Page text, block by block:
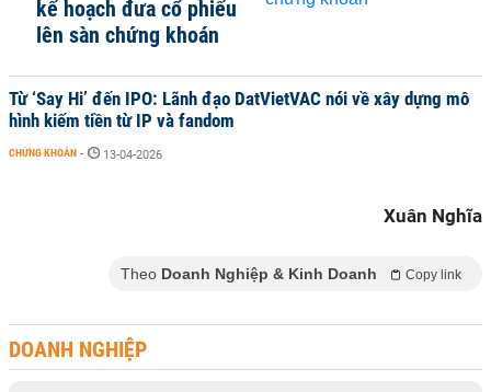
kế hoạch đưa cổ phiếu
lên sàn chứng khoán
Từ ‘Say Hi’ đến IPO: Lãnh đạo DatVietVAC nói về xây dựng mô
hình kiếm tiền từ IP và fandom
CHỨNG KHOÁN - 13-04-2026
Xuân Nghĩa
Theo Doanh Nghiệp & Kinh Doanh Copy link
DOANH NGHIỆP